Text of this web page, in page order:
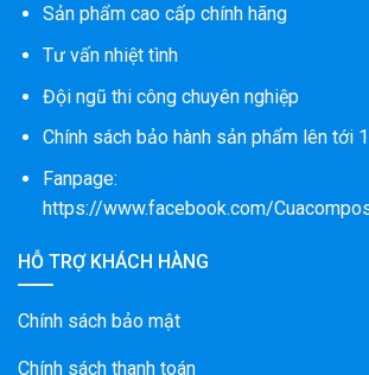
Sản phẩm cao cấp chính hãng
Tư vấn nhiệt tình
Đội ngũ thi công chuyên nghiệp
Chính sách bảo hành sản phẩm lên tới
Fanpage:
https://www.facebook.com/
HỖ TRỢ KHÁCH HÀNG
Chính sách bảo mật
Chính sách thanh toán